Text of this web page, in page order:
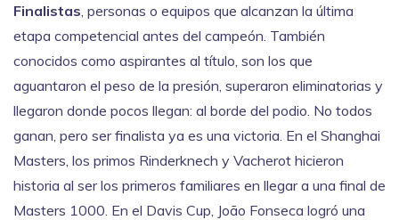
Finalistas, personas o equipos que alcanzan la última
etapa competencial antes del campeón. También
conocidos como aspirantes al título, son los que
aguantaron el peso de la presión, superaron eliminatorias y
llegaron donde pocos llegan: al borde del podio. No todos
ganan, pero ser finalista ya es una victoria. En el Shanghai
Masters, los primos Rinderknech y Vacherot hicieron
historia al ser los primeros familiares en llegar a una final de
Masters 1000. En el Davis Cup, João Fonseca logró una